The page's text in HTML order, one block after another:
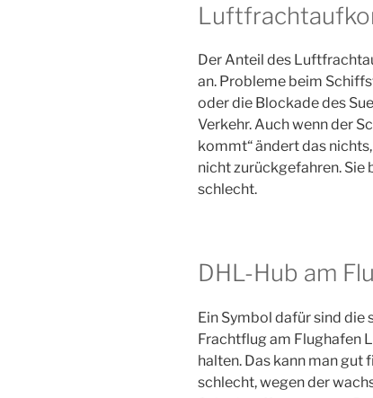
Der Anteil des
an. Probleme beim
oder die Blockade des
Verkehr. Auch wenn der
kommt“ ändert das
nicht zurückgefahren. Sie
schlecht.
DHL-Hub am
Ein Symbol dafür sind
Frachtflug am Flughafen
halten. Das kann man
schlecht, wegen der